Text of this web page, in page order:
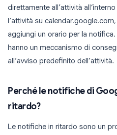
direttamente all’attività
l’attività su
aggiungi un orario per la
hanno un meccanismo di
all’avviso predefinito dell’attività.
Perché le notifiche di
ritardo?
Le notifiche in ritardo sono un